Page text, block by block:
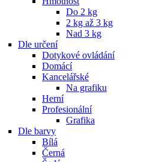
Do 2 kg
2 kg až 3 kg
Nad 3 kg
Dle určení
Dotykové ovládání
Domácí
Kancelářské
Na grafiku
Herní
Profesionální
Grafika
Dle barvy
Bílá
Černá